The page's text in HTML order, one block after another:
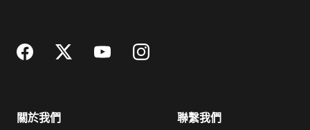
關於我們 聯繫我們